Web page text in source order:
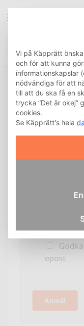
Prenumerera
Missa aldrig ett
nyhetsbrev får
Skriv din
epost
Vi på Käpprätt
och för att kunna
informationskapslar
nödvändiga för att
till att du ska få en
trycka ”Det är okej”
cookies.
Se Käpprätt's hela